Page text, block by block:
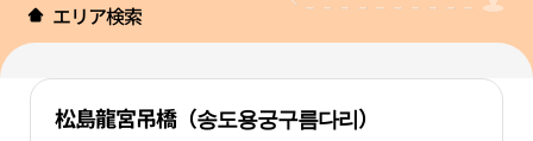
エリア検索
松島龍宮吊橋（송도용궁구름다리）